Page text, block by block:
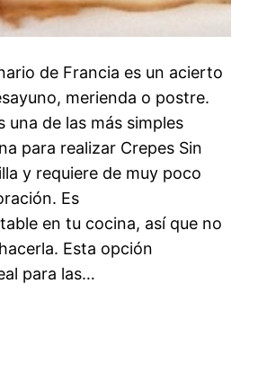
de Francia es un acierto
merienda o postre.
una de las más simples
para realizar Crepes Sin
y requiere de muy poco
Es
en tu cocina, así que no
Esta opción
para las…